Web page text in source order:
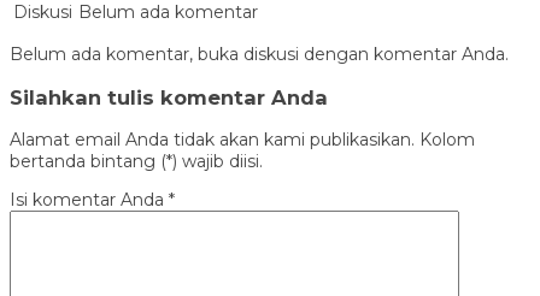
Diskusi Belum ada komentar
Belum ada komentar, buka diskusi dengan komentar Anda.
Silahkan tulis komentar Anda
Alamat email Anda tidak akan kami publikasikan. Kolom
bertanda bintang (*) wajib diisi.
Isi komentar Anda *